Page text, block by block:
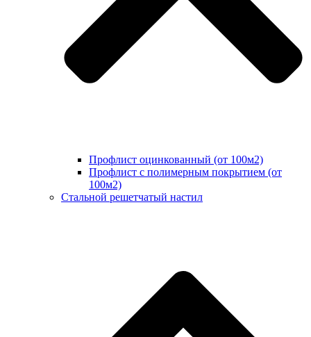
Профлист оцинкованный (от 100м2)
Профлист с полимерным покрытием (от
100м2)
Стальной решетчатый настил